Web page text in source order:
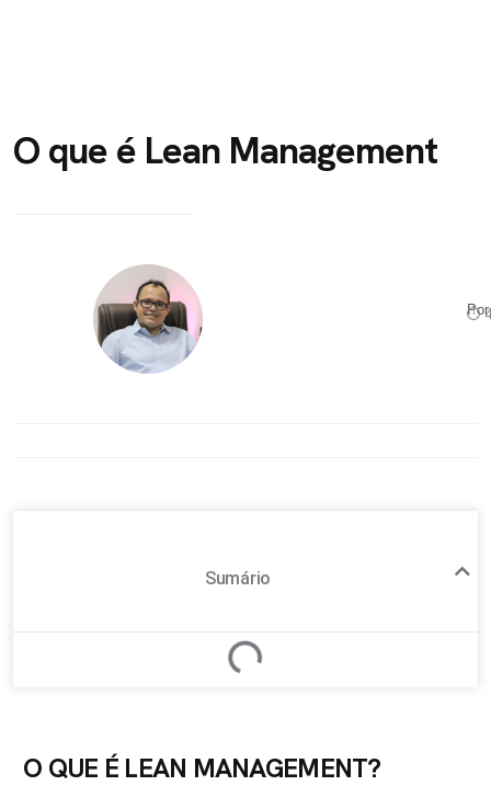
O que é Lean Management
⏱
Sumário
O QUE É LEAN MANAGEMENT?